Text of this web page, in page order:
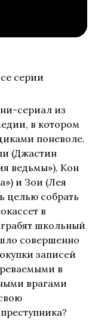
серии
сериал из
в котором
поневоле.
(Джастин
ведьмы»), Кон
и Зои (Лея
целью собрать
в
школьный
совершенно
записей
в
врагами